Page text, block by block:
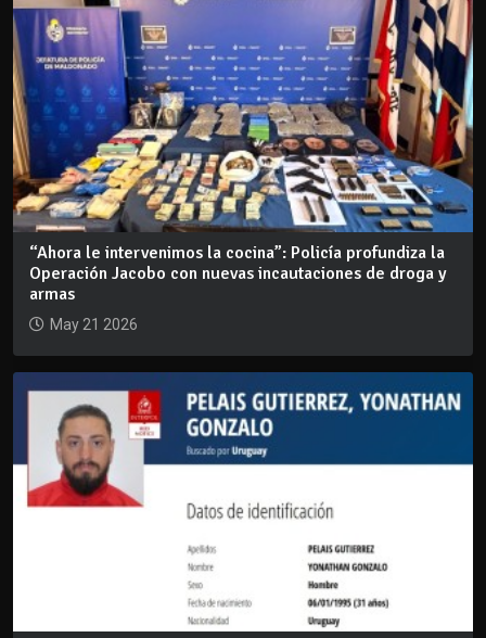
“Ahora le intervenimos la cocina”: Policía profundiza la
Operación Jacobo con nuevas incautaciones de droga y
armas
May 21 2026